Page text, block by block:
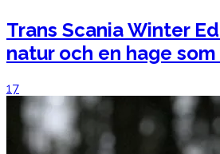
Trans Scania Winter
natur och en hage som
17